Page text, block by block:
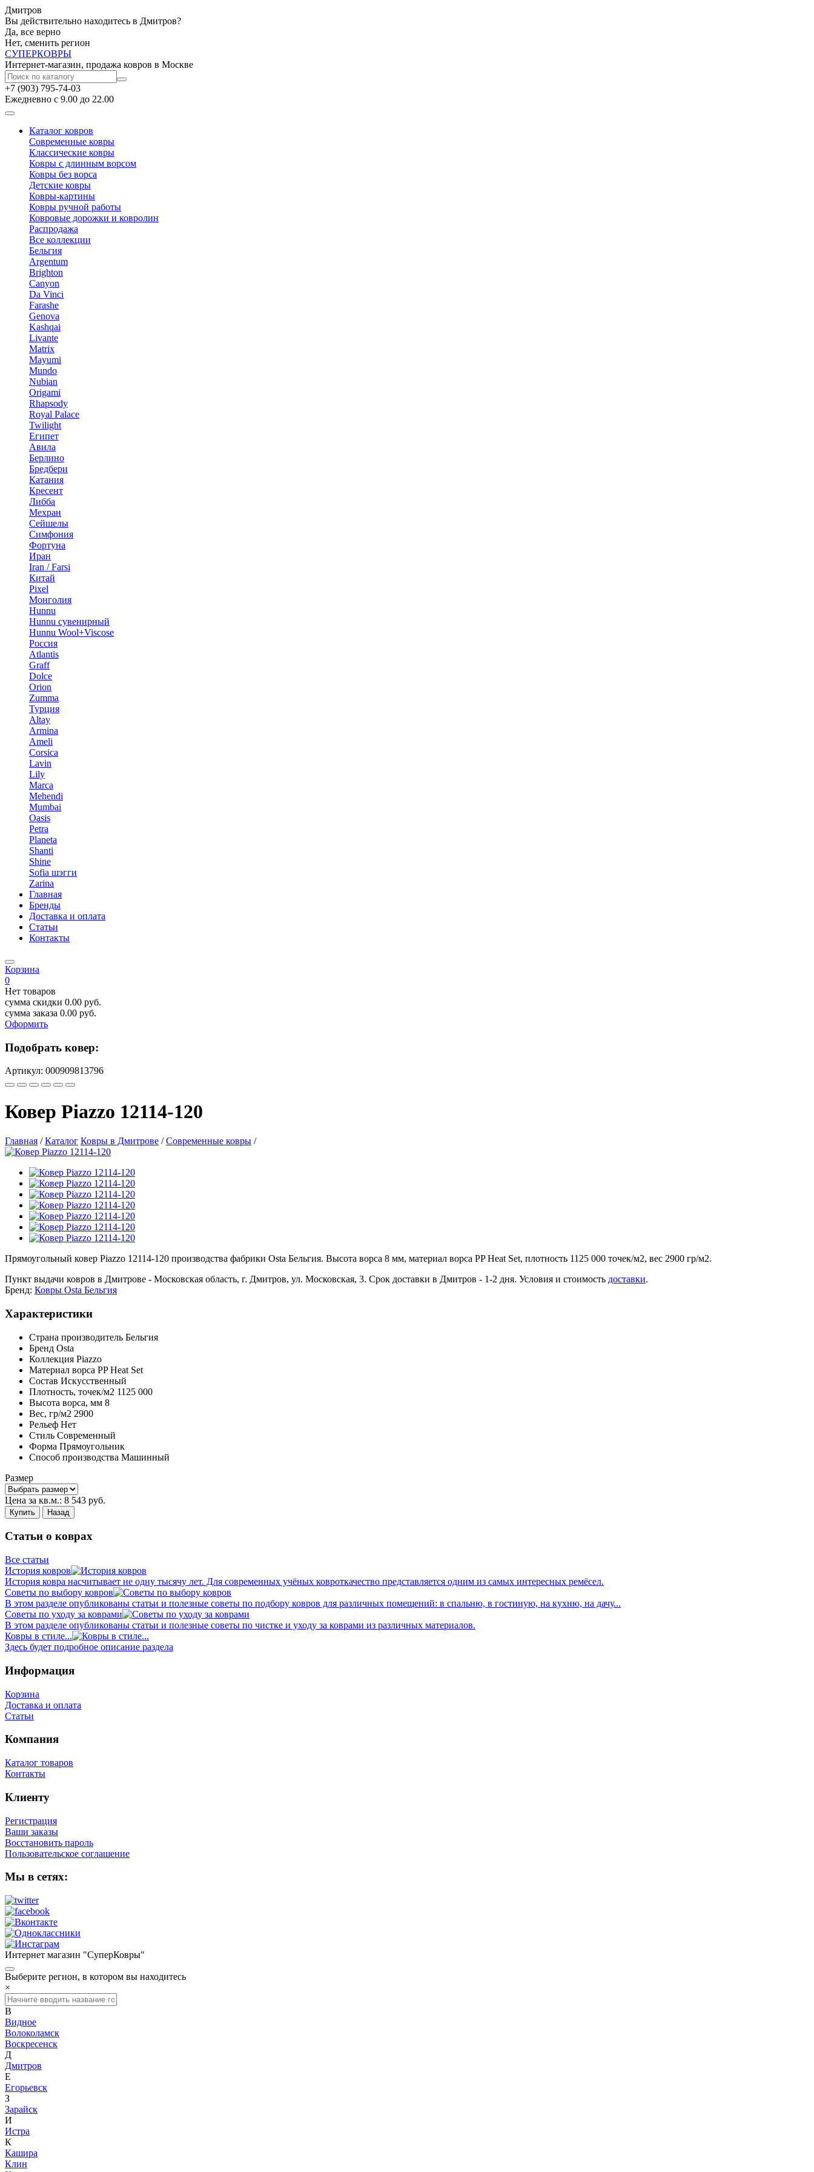
Дмитров
Вы действительно находитесь в Дмитров?
Да, все верно
Нет, сменить регион
СУПЕРКОВРЫ
Интернет-магазин, продажа ковров в Москве
+7 (903) 795-74-03
Ежедневно с 9.00 до 22.00
Каталог ковров
Современные ковры
Классические ковры
Ковры с длинным ворсом
Ковры без ворса
Детские ковры
Ковры-картины
Ковры ручной работы
Ковровые дорожки и ковролин
Распродажа
Все коллекции
Бельгия
Argentum
Brighton
Canyon
Da Vinci
Farashe
Genova
Kashqai
Livante
Matrix
Mayumi
Mundo
Nubian
Origami
Rhapsody
Royal Palace
Twilight
Египет
Авила
Берлино
Бредбери
Катания
Кресент
Либба
Мехран
Сейшелы
Симфония
Фортуна
Иран
Iran / Farsi
Китай
Pixel
Монголия
Hunnu
Hunnu сувенирный
Hunnu Wool+Viscose
Россия
Atlantis
Graff
Dolce
Orion
Zumma
Турция
Altay
Armina
Ameli
Corsica
Lavin
Lily
Marca
Mehendi
Mumbai
Oasis
Petra
Planeta
Shanti
Shine
Sofia шэгги
Zarina
Главная
Бренды
Доставка и оплата
Статьи
Контакты
Корзина
0
Нет товаров
сумма скидки 0.00 руб.
сумма заказа 0.00 руб.
Оформить
Подобрать ковер:
Артикул: 000909813796
Ковер Piazzo 12114-120
Главная / Каталог Ковры в Дмитрове / Современные ковры /
Прямоугольный ковер Piazzo 12114-120 производства фабрики Osta Бельгия. Высота ворса 8 мм, материал ворса PP Heat Set, плотность 1125 000 точек/м2, вес 2900 гр/м2.
Пункт выдачи ковров в Дмитрове - Московская область, г. Дмитров, ул. Московская, 3. Срок доставки в Дмитров - 1-2 дня. Условия и стоимость доставки.
Бренд: Ковры Osta Бельгия
Характеристики
Страна производитель Бельгия
Бренд Osta
Коллекция Piazzo
Материал ворса PP Heat Set
Состав Искусственный
Плотность, точек/м2 1125 000
Высота ворса, мм 8
Вес, гр/м2 2900
Рельеф Нет
Стиль Современный
Форма Прямоугольник
Способ производства Машинный
Размер
Цена за кв.м.: 8 543 руб.
Купить Назад
Статьи о коврах
Все статьи
История ковров
История ковра насчитывает не одну тысячу лет. Для современных учёных ковроткачество представляется одним из самых интересных ремёсел.
Советы по выбору ковров
В этом разделе опубликованы статьи и полезные советы по подбору ковров для различных помещений: в спальню, в гостиную, на кухню, на дачу...
Советы по уходу за коврами
В этом разделе опубликованы статьи и полезные советы по чистке и уходу за коврами из различных материалов.
Ковры в стиле...
Здесь будет подробное описание раздела
Информация
Корзина
Доставка и оплата
Статьи
Компания
Каталог товаров
Контакты
Клиенту
Регистрация
Ваши заказы
Восстановить пароль
Пользовательское соглашение
Мы в сетях:
Интернет магазин "СуперКовры"
Выберите регион, в котором вы находитесь
×
В
Видное
Волоколамск
Воскресенск
Д
Дмитров
Е
Егорьевск
З
Зарайск
И
Истра
К
Кашира
Клин